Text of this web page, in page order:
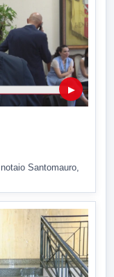
▶
Santomauro,